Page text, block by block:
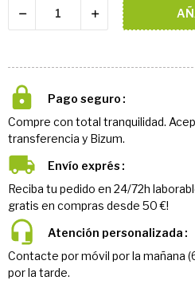
Pago seguro
Compre con total tranquilidad.
transferencia y Bizum.
Envío exprés
Reciba tu pedido en 24/72h
gratis en compras desde 50 €!
Atención personalizada
Contacte por móvil por la mañana
por la tarde.